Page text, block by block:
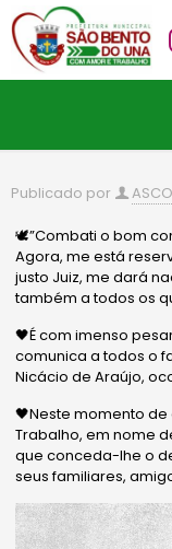
Publicado por
🕊”Combati o bom
Agora, me está
justo Juiz, me dará
também a todos os
🖤É com imenso
comunica a todos o
Nicácio de Araújo,
🖤Neste momento
Trabalho, em nome
que conceda-lhe o
seus familiares,